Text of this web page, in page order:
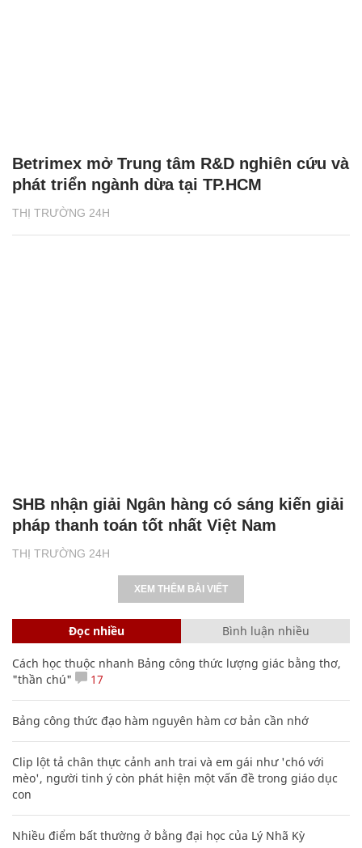
THỊ TRƯỜNG 24H
Betrimex mở Trung tâm R&D nghiên cứu và
phát triển ngành dừa tại TP.HCM
THỊ TRƯỜNG 24H
SHB nhận giải Ngân hàng có sáng kiến giải
pháp thanh toán tốt nhất Việt Nam
XEM THÊM BÀI VIẾT
Đọc nhiều Bình luận nhiều
Cách học thuộc nhanh Bảng công thức lượng giác bằng thơ,
"thần chú"
17
Bảng công thức đạo hàm nguyên hàm cơ bản cần nhớ
Clip lột tả chân thực cảnh anh trai và em gái như 'chó với
mèo', người tinh ý còn phát hiện một vấn đề trong giáo dục
con
Nhiều điểm bất thường ở bằng đại học của Lý Nhã Kỳ